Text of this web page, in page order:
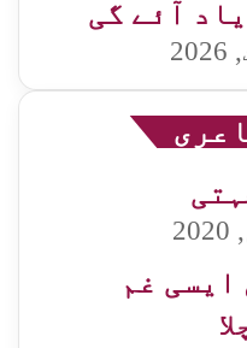
آئے گی
ایسی غم